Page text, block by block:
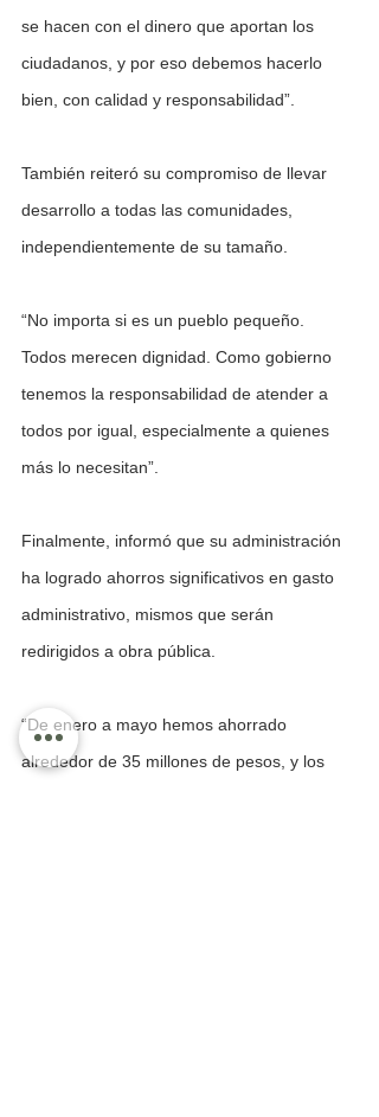
se hacen con el dinero que aportan los
ciudadanos, y por eso debemos hacerlo
bien, con calidad y responsabilidad”.
También reiteró su compromiso de llevar
desarrollo a todas las comunidades,
independientemente de su tamaño.
“No importa si es un pueblo pequeño.
Todos merecen dignidad. Como gobierno
tenemos la responsabilidad de atender a
todos por igual, especialmente a quienes
más lo necesitan”.
Finalmente, informó que su administración
ha logrado ahorros significativos en gasto
administrativo, mismos que serán
redirigidos a obra pública.
“De enero a mayo hemos ahorrado
alrededor de 35 millones de pesos, y los